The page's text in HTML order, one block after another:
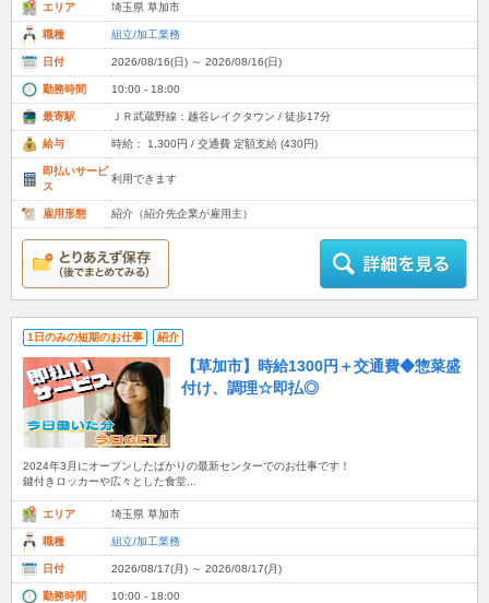
エリア 埼玉県 草加市
職種 組立/加工業務
日付 2026/08/16(日) ～ 2026/08/16(日)
勤務時間 10:00 - 18:00
最寄駅 ＪＲ武蔵野線：越谷レイクタウン / 徒歩17分
給与 時給： 1,300円 / 交通費 定額支給 (430円)
即払いサービ
ス
利用できます
雇用形態 紹介（紹介先企業が雇用主）
1日のみの短期のお仕事 紹介
【草加市】時給1300円＋交通費◆惣菜盛
付け、調理☆即払◎
2024年3月にオープンしたばかりの最新センターでのお仕事です！
鍵付きロッカーや広々とした食堂...
エリア 埼玉県 草加市
職種 組立/加工業務
日付 2026/08/17(月) ～ 2026/08/17(月)
勤務時間 10:00 - 18:00